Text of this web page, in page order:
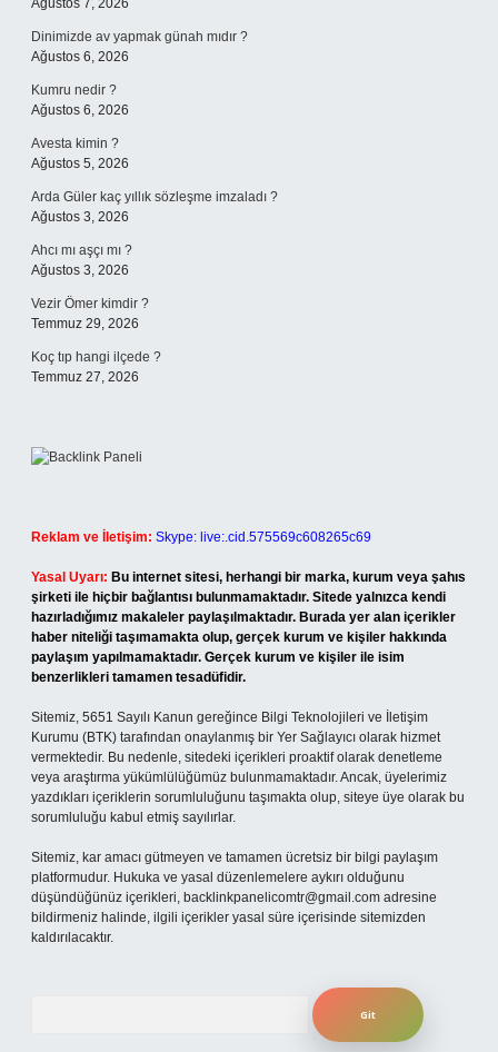
Ağustos 7, 2026
Dinimizde av yapmak günah mıdır ?
Ağustos 6, 2026
Kumru nedir ?
Ağustos 6, 2026
Avesta kimin ?
Ağustos 5, 2026
Arda Güler kaç yıllık sözleşme imzaladı ?
Ağustos 3, 2026
Ahcı mı aşçı mı ?
Ağustos 3, 2026
Vezir Ömer kimdir ?
Temmuz 29, 2026
Koç tıp hangi ilçede ?
Temmuz 27, 2026
Reklam ve İletişim: Skype: live:.cid.575569c608265c69
Yasal Uyarı: Bu internet sitesi, herhangi bir marka, kurum veya şahıs
şirketi ile hiçbir bağlantısı bulunmamaktadır. Sitede yalnızca kendi
hazırladığımız makaleler paylaşılmaktadır. Burada yer alan içerikler
haber niteliği taşımamakta olup, gerçek kurum ve kişiler hakkında
paylaşım yapılmamaktadır. Gerçek kurum ve kişiler ile isim
benzerlikleri tamamen tesadüfidir.
Sitemiz, 5651 Sayılı Kanun gereğince Bilgi Teknolojileri ve İletişim
Kurumu (BTK) tarafından onaylanmış bir Yer Sağlayıcı olarak hizmet
vermektedir. Bu nedenle, sitedeki içerikleri proaktif olarak denetleme
veya araştırma yükümlülüğümüz bulunmamaktadır. Ancak, üyelerimiz
yazdıkları içeriklerin sorumluluğunu taşımakta olup, siteye üye olarak bu
sorumluluğu kabul etmiş sayılırlar.
Sitemiz, kar amacı gütmeyen ve tamamen ücretsiz bir bilgi paylaşım
platformudur. Hukuka ve yasal düzenlemelere aykırı olduğunu
düşündüğünüz içerikleri, backlinkpanelicomtr@gmail.com adresine
bildirmeniz halinde, ilgili içerikler yasal süre içerisinde sitemizden
kaldırılacaktır.